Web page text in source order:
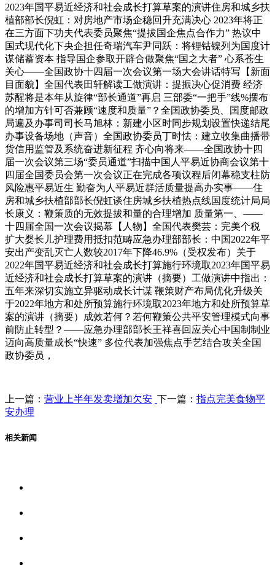
2023年国平易近经济和社会成长打算草案的演讲住房和城乡扶
植部部长倪虹：对房地产市场企稳回升充满决心 2023年将正
在三方面下功夫代表委员聚焦“提拔国企焦点合作力” 热议中
国式现代化下央企担任奇瑞汽车尹同跃：将锂钴镍列为国度计
谋储蓄资本 指导国企参取开辟合做聚焦“国之大者” 心系苍生
关心——全国政协十四届一次会议第一场大会讲话特写【新面
目面貌】全国代表田轩解读工做演讲：提振决心促消费 经济
苏醒将是本年从旋律“部长通道”再启 三部委“一把手”线%摆布
的增加方针可否兼顾“速度和质量”？全国政协委员、国度邮政
局遍及办事司司长马旭林：新建小区时同步规划设置快递结尾
办事设备场地（声音）全国政协委员丁时怯：建立收集曲播带
货信用监管及系统奋进新征程 齐心向将来——全国政协十四
届一次会议第三场“委员通道”扫描中国人平易近协商会议第十
四届全国委员会第一次会议正在完成各项议程后闭幕稳支柱防
风险惠平易近生 勤奋为人平易近群活质量提高办实事——住
房和城乡扶植部部长倪虹谈住房城乡扶植热点线国度统计局局
长康义：鞭策质的无效提拔和量的合理增加 质量第一、——
十四届全国一次会议揭幕【人物】全国代表樊芸：完美个税
扩大婴长儿护理费用抵扣范畴应急办理部部长：中国2022年平
安出产变乱灭亡人数较2017年下降46.9%（受权发布）关于
2022年国平易近经济和社会成长打算施行环境取2023年国平易
近经济和社会成长打算草案的演讲（摘要）工做演讲中指出：
五年来深切实施立异驱动成长计谋 鞭策财产布局优化升级关
于2022年地方和处所预算施行环境取2023年地方和处所预算草
案的演讲（摘要）成效若何？若何鞭策公共平安管理模式向事
前防止转型？——应急办理部部长王祥喜回应关心中国制制业
迈向高质量成长“快速” 多位代表加强焦点手艺结合攻关全国
政协委员，
上一篇： 营业上半年发卖增加欠安 下一篇： 指点完美食物平
安办理
相关新闻